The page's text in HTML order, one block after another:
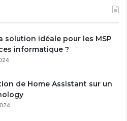
solution idéale pour les MSP
informatique ?
de Home Assistant sur un